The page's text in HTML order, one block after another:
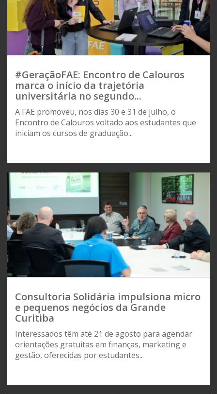
#GeraçãoFAE: Encontro de Calouros
marca o início da trajetória
universitária no segundo...
A FAE promoveu, nos dias 30 e 31 de julho, o
Encontro de Calouros voltado aos estudantes que
iniciam os cursos de graduação...
Consultoria Solidária impulsiona micro
e pequenos negócios da Grande
Curitiba
Interessados têm até 21 de agosto para agendar
orientações gratuitas em finanças, marketing e
gestão, oferecidas por estudantes...